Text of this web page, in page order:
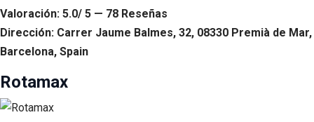
Valoración: 5.0/ 5 — 78 Reseñas
Dirección: Carrer Jaume Balmes, 32, 08330 Premià de Mar,
Barcelona, Spain
Rotamax